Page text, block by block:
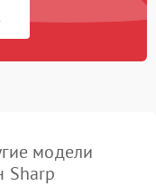
модели
Sharp